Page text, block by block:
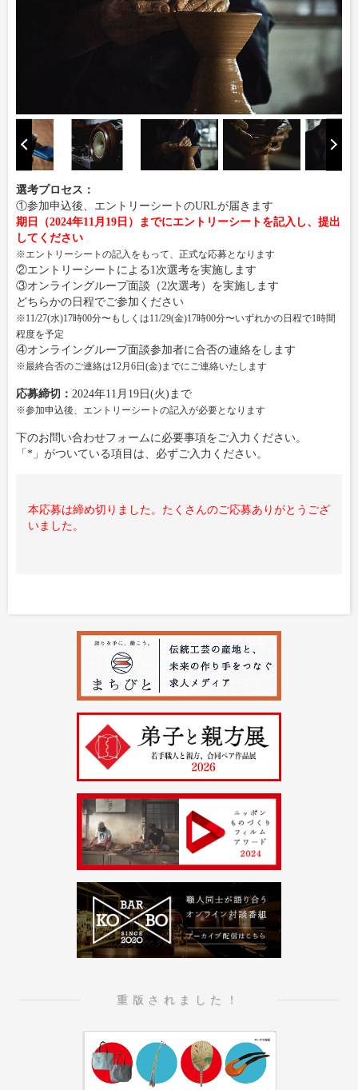
選考プロセス：
①参加申込後、エントリーシートのURLが届きます
期日（2024年11月19日）までにエントリーシートを記入し、提出
してください
※エントリーシートの記入をもって、正式な応募となります
②エントリーシートによる1次選考を実施します
③オンライングループ面談（2次選考）を実施します
どちらかの日程でご参加ください
※11/27(水)17時00分〜もしくは11/29(金)17時00分〜いずれかの日程で1時間
程度を予定
④オンライングループ面談参加者に合否の連絡をします
※最終合否のご連絡は12月6日(金)までにご連絡いたします
応募締切： 2024年11月19日(火)まで
※参加申込後、エントリーシートの記入が必要となります
下のお問い合わせフォームに必要事項をご入力ください。
「*」がついている項目は、必ずご入力ください。
本応募は締め切りました。たくさんのご応募ありがとうござ
いました。
重版されました！